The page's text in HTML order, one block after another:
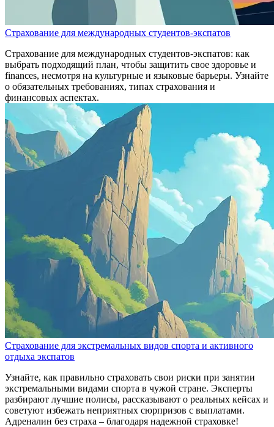
Страхование для международных студентов-экспатов
Страхование для международных студентов-экспатов: как
выбрать подходящий план, чтобы защитить свое здоровье и
finances, несмотря на культурные и языковые барьеры. Узнайте
о обязательных требованиях, типах страхования и
финансовых аспектах.
Страхование для экстремальных видов спорта и активного
отдыха экспатов
Узнайте, как правильно страховать свои риски при занятии
экстремальными видами спорта в чужой стране. Эксперты
разбирают лучшие полисы, рассказывают о реальных кейсах и
советуют избежать неприятных сюрпризов с выплатами.
Адреналин без страха – благодаря надежной страховке!